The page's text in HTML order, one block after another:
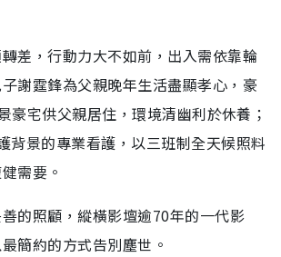
差，行動力大不如前，出入需依靠輪
謝霆鋒為父親晚年生活盡顯孝心，豪
豪宅供父親居住，環境清幽利於休養；
背景的專業看護，以三班制全天候照料
需要。
的照顧，縱橫影壇逾70年的一代影
簡約的方式告別塵世。